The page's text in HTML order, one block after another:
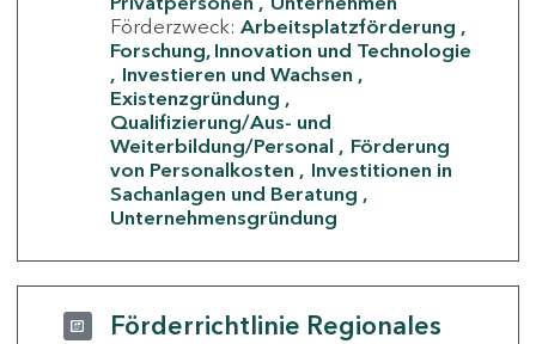
Förderzweck: Arbeitsplatzförderung
Forschung, Innovation und Technologie
Investieren und Wachsen
Existenzgründung
Qualifizierung/Aus- und
Weiterbildung/Personal
Förderung
von Personalkosten
Investitionen in
Sachanlagen und Beratung
Unternehmensgründung
Förderrichtlinie Regionales